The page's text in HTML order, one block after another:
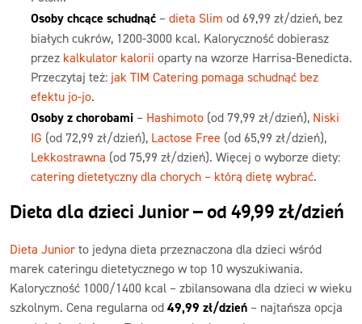
Osoby chcące schudnąć – dieta Slim od 69,99 zł/dzień, bez
białych cukrów, 1200-3000 kcal. Kaloryczność dobierasz
przez kalkulator kalorii oparty na wzorze Harrisa-Benedicta.
Przeczytaj też: jak TIM Catering pomaga schudnąć bez
efektu jo-jo.
Osoby z chorobami – Hashimoto (od 79,99 zł/dzień), Niski
IG (od 72,99 zł/dzień), Lactose Free (od 65,99 zł/dzień),
Lekkostrawna (od 75,99 zł/dzień). Więcej o wyborze diety:
catering dietetyczny dla chorych – którą dietę wybrać.
Dieta dla dzieci Junior – od 49,99 zł/dzień
Dieta Juniorto jedyna dieta przeznaczona dla dzieci wśród
marek cateringu dietetycznego w top 10 wyszukiwania.
Kaloryczność 1000/1400 kcal – zbilansowana dla dzieci w wieku
szkolnym. Cena regularna od 49,99 zł/dzień – najtańsza opcja